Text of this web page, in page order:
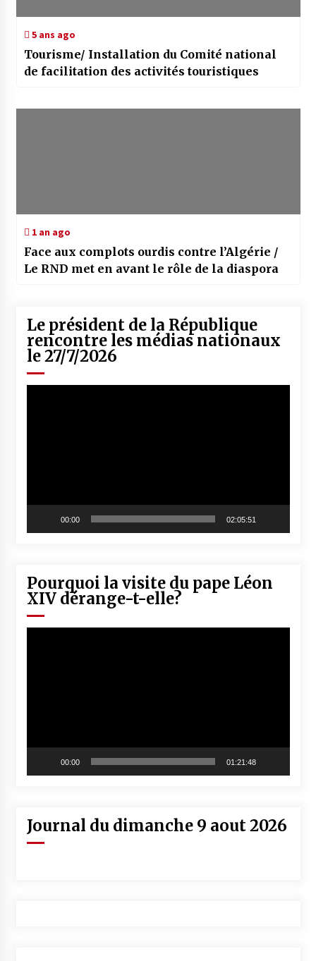
5 ans ago
Tourisme/ Installation du Comité national
de facilitation des activités touristiques
1 an ago
Face aux complots ourdis contre l’Algérie /
Le RND met en avant le rôle de la diaspora
Le président de la République
rencontre les médias nationaux
le 27/7/2026
00:00 02:05:51
Pourquoi la visite du pape Léon
XIV dérange-t-elle?
00:00 01:21:48
Journal du dimanche 9 aout 2026